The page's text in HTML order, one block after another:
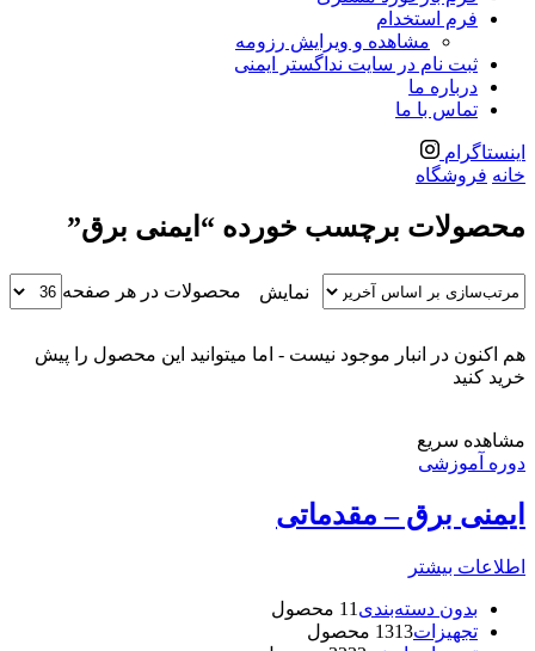
فرم استخدام
مشاهده و ویرایش رزومه
ثبت نام در سایت نداگستر ایمنی
درباره ما
تماس با ما
اینستاگرام
خانه فروشگاه
محصولات برچسب خورده “ایمنی برق”
نمایش محصولات در هر صفحه
هم اکنون در انبار موجود نیست - اما میتوانید این محصول را پیش
خرید کنید
مشاهده سریع
دوره آموزشی
ایمنی برق – مقدماتی
اطلاعات بیشتر
بدون دسته‌بندی 1 1 محصول
تجهیزات
1313 محصول